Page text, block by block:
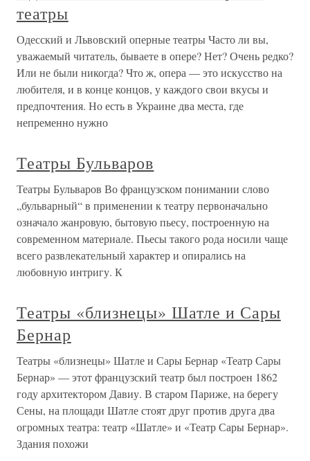
театры
Одесский и Львовский оперные театры Часто ли вы,
уважаемый читатель, бываете в опере? Нет? Очень редко?
Или не были никогда? Что ж, опера — это искусство на
любителя, и в конце концов, у каждого свои вкусы и
предпочтения. Но есть в Украине два места, где
непременно нужно
Театры Бульваров
Театры Бульваров Во французском понимании слово
„бульварный“ в применении к театру первоначально
означало жанровую, бытовую пьесу, построенную на
современном материале. Пьесы такого рода носили чаще
всего развлекательный характер и опирались на
любовную интригу. К
Театры «близнецы» Шатле и Сары
Бернар
Театры «близнецы» Шатле и Сары Бернар «Театр Сары
Бернар» — этот французский театр был построен 1862
году архитектором Давиу. В старом Париже, на берегу
Сены, на площади Шатле стоят друг против друга два
огромных театра: театр «Шатле» и «Театр Сары Бернар».
Здания похожи